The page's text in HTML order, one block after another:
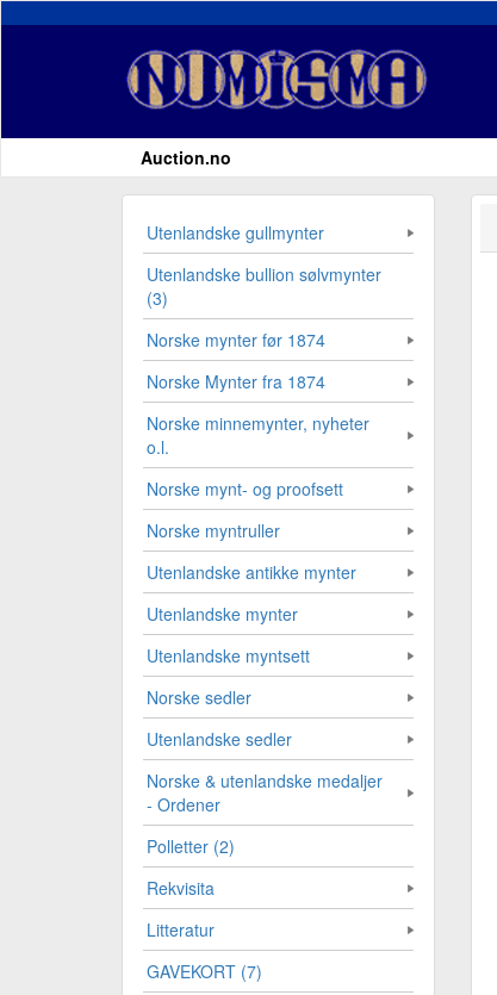
Auction.no
Utenlandske gullmynter
Utenlandske bullion sølvmynter
(3)
Norske mynter før 1874
Norske Mynter fra 1874
Norske minnemynter, nyheter
o.l.
Norske mynt- og proofsett
Norske myntruller
Utenlandske antikke mynter
Utenlandske mynter
Utenlandske myntsett
Norske sedler
Utenlandske sedler
Norske & utenlandske medaljer
- Ordener
Polletter (2)
Rekvisita
Litteratur
GAVEKORT (7)